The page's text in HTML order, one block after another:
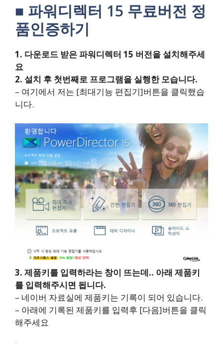
■ 파워디렉터 15 무료버전 정
품인증하기
1. 다운로드 받은 파워디렉터 15 버전을 설치해주세
요
2. 설치 후 첫번째로 프로그램을 실행한 모습니다.
– 여기에서 저는 [최대기능 편집기]버튼을 클릭했습
니다.
3. 제품키를 입력하라는 창이 뜨는데.. 아래 제품키
를 입력해주시면 됩니다.
– 네이버 자료실에 제품키는 기록이 되어 있습니다.
– 아래에 기록된 제품키를 입력후 [다음]버튼을 클릭
해주세요